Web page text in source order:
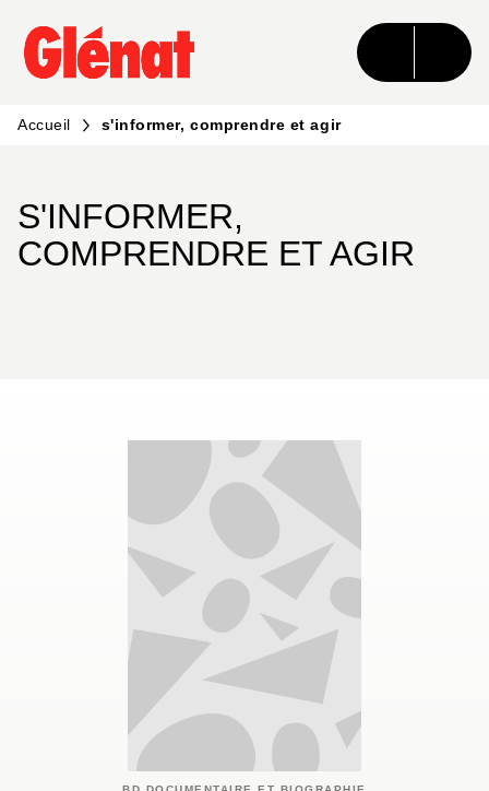
MENU RECHERCHE CONTENU
PIED DE PAGE
Accueil s'informer, comprendre et agir
S'INFORMER,
COMPRENDRE ET AGIR